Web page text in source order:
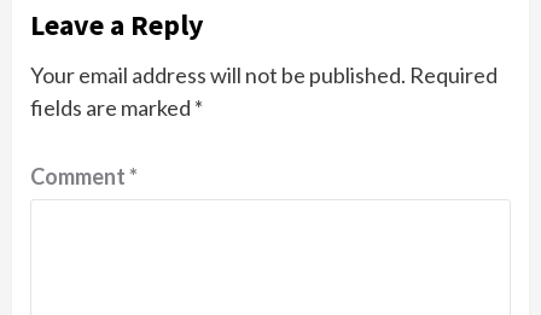
Leave a Reply
Your email address will not be published. Required
fields are marked *
Comment*